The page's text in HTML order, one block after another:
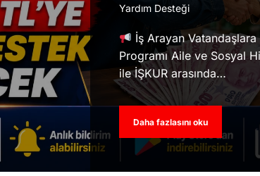
Yardım Desteği
İş Arayan
Programı Aile ve Sosyal
ile İŞKUR arasında…
Daha fazlasını oku